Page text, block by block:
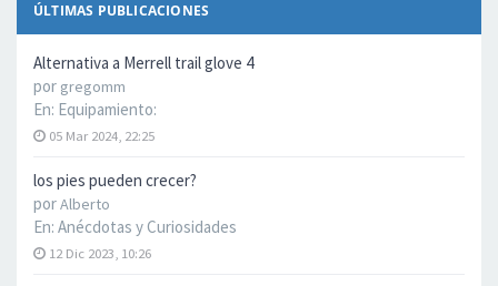
ÚLTIMAS PUBLICACIONES
Alternativa a Merrell trail glove 4
por gregomm
En: Equipamiento:
05 Mar 2024, 22:25
los pies pueden crecer?
porAlberto
En: Anécdotas y Curiosidades
12 Dic 2023, 10:26